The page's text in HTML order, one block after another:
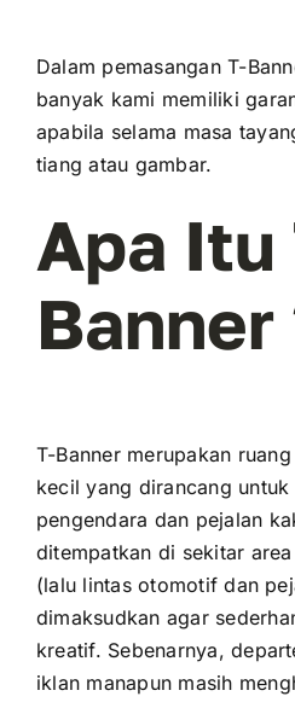
Dalam pemasangan T-
banyak kami memiliki
apabila selama masa
tiang atau gambar.
Apa Itu
Banner
T-Banner merupakan
kecil yang dirancang
pengendara dan pejalan
ditempatkan di sekitar
(lalu lintas otomotif dan
dimaksudkan agar
kreatif. Sebenarnya,
iklan manapun masih